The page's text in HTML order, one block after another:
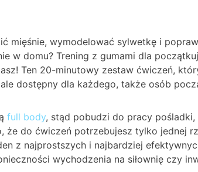
mięśnie, wymodelować sylwetkę i
w domu? Trening z gumami dla
Ten 20-minutowy zestaw ćwiczeń,
dostępny dla każdego, także osób
full body, stąd pobudzi do pracy pośladki,
że do ćwiczeń potrzebujesz tylko jednej
z najprostszych i najbardziej
wychodzenia na siłownię czy